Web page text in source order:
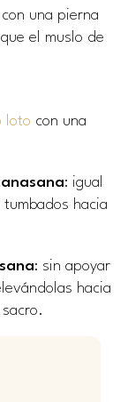
con una pierna
el muslo de
loto con una
: igual
hacia
: sin apoyar
hacia